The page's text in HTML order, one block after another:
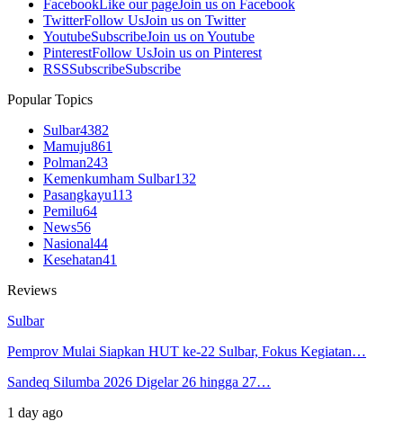
Facebook Like our pageJoin us on Facebook
TwitterFollow UsJoin us on Twitter
YoutubeSubscribeJoin us on Youtube
PinterestFollow UsJoin us on Pinterest
RSSSubscribeSubscribe
Popular Topics
Sulbar4382
Mamuju861
Polman243
Kemenkumham Sulbar132
Pasangkayu113
Pemilu64
News56
Nasional44
Kesehatan41
Reviews
Sulbar
Pemprov Mulai Siapkan HUT ke-22 Sulbar, Fokus Kegiatan…
Sandeq Silumba 2026 Digelar 26 hingga 27…
1 day ago